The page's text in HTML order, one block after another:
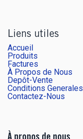
Liens utiles
Accueil
Produits
Factures
À Propos de Nous
Depôt-Vente
Conditions Generales
Contactez-Nous